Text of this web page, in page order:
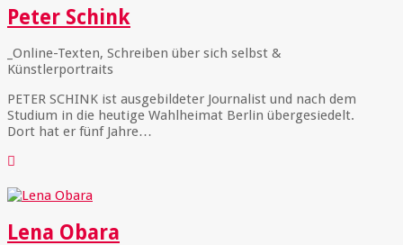
Peter Schink
_Online-Texten, Schreiben über sich selbst &
Künstlerportraits
PETER SCHINK ist ausgebildeter Journalist und nach dem
Studium in die heutige Wahlheimat Berlin übergesiedelt.
Dort hat er fünf Jahre…
Lena Obara